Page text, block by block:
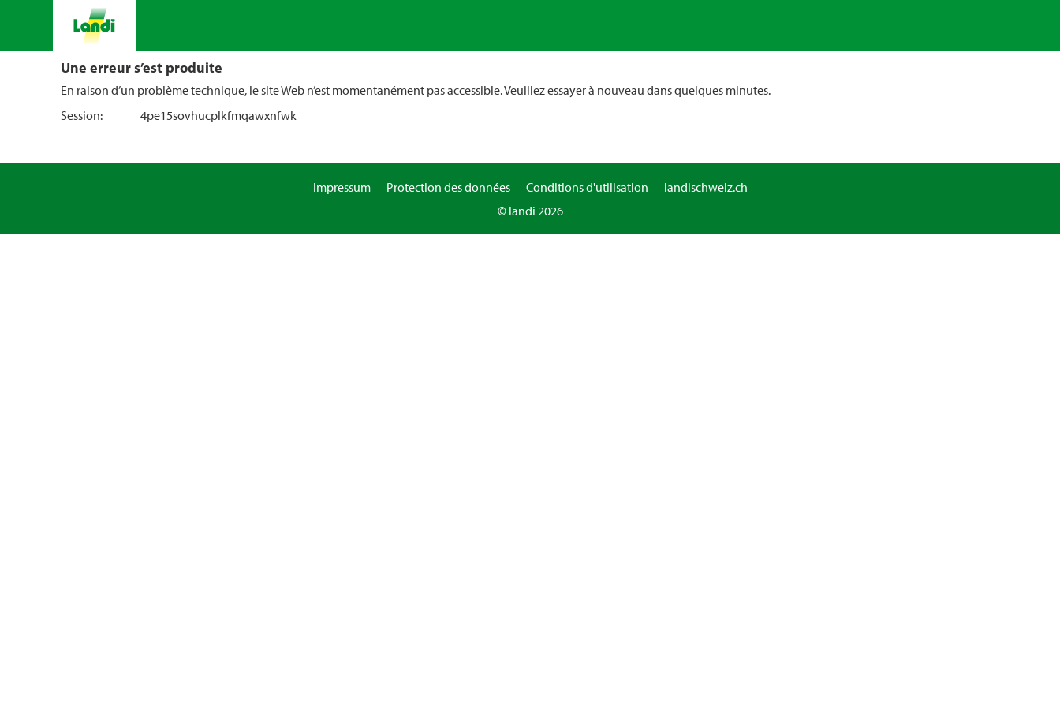
Une erreur s’est produite
En raison d’un problème technique, le site Web n’est momentanément pas accessible. Veuillez essayer à nouveau dans quelques minutes.
Session:
4pe15sovhucplkfmqawxnfwk
Impressum Protection des données Conditions d'utilisation
landischweiz.ch
© landi 2026